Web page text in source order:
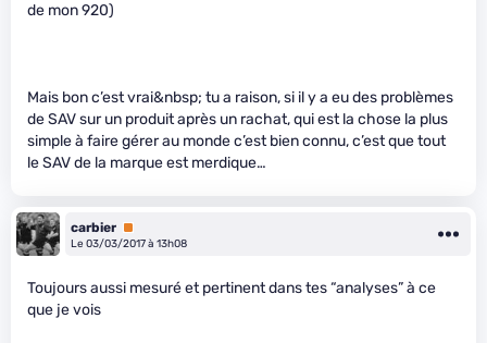
de mon 920)
Mais bon c’est vrai&nbsp; tu a raison, si il y a eu des problèmes
de SAV sur un produit après un rachat, qui est la chose la plus
simple à faire gérer au monde c’est bien connu, c’est que tout
le SAV de la marque est merdique…
carbier Premium
Le 03/03/2017 à 13h08
Toujours aussi mesuré et pertinent dans tes “analyses” à ce
que je vois